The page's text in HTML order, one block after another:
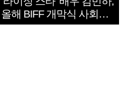
올해 BIFF 개막식 사회자
확정